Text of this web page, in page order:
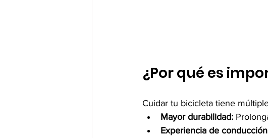
¿Por qué es
Cuidar tu bicicleta tiene
Mayor durabilidad:
Experiencia de